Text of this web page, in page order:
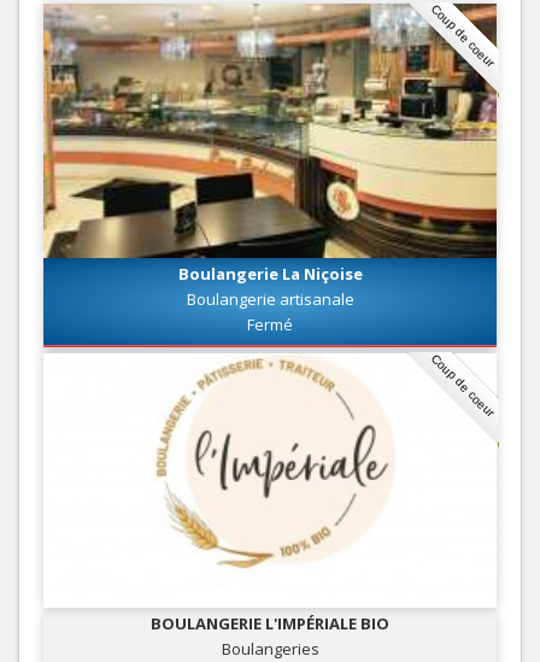
Coup de coeur
Boulangerie La Niçoise
Boulangerie artisanale
Fermé
Coup de coeur
BOULANGERIE L'IMPÉRIALE BIO
Boulangeries